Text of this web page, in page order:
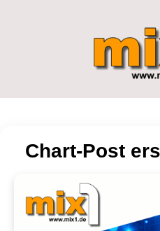
Chart-Post